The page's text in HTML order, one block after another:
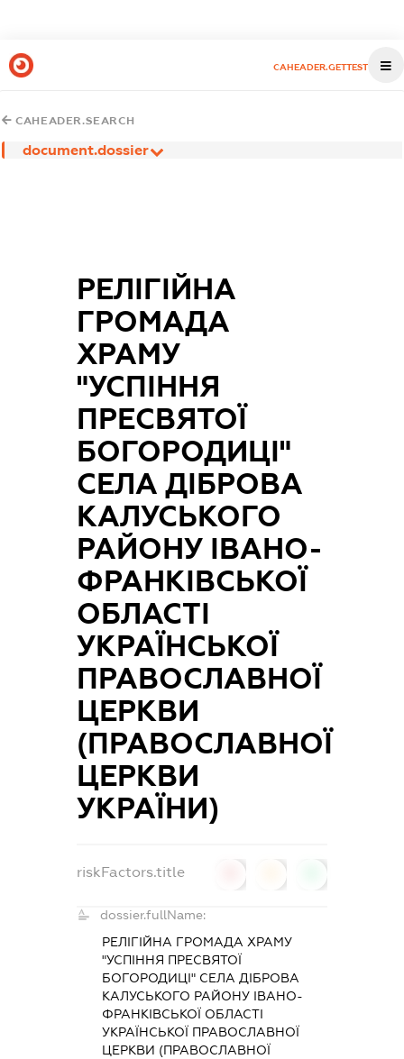
CAHEADER.GETTEST
CAHEADER.SEARCH
document.dossier
РЕЛІГІЙНА
ГРОМАДА
ХРАМУ
"УСПІННЯ
ПРЕСВЯТОЇ
БОГОРОДИЦІ"
СЕЛА ДІБРОВА
КАЛУСЬКОГО
РАЙОНУ ІВАНО-
ФРАНКІВСЬКОЇ
ОБЛАСТІ
УКРАЇНСЬКОЇ
ПРАВОСЛАВНОЇ
ЦЕРКВИ
(ПРАВОСЛАВНОЇ
ЦЕРКВИ
УКРАЇНИ)
riskFactors.title
dossier.fullName:
РЕЛІГІЙНА ГРОМАДА ХРАМУ
"УСПІННЯ ПРЕСВЯТОЇ
БОГОРОДИЦІ" СЕЛА ДІБРОВА
КАЛУСЬКОГО РАЙОНУ ІВАНО-
ФРАНКІВСЬКОЇ ОБЛАСТІ
УКРАЇНСЬКОЇ ПРАВОСЛАВНОЇ
ЦЕРКВИ (ПРАВОСЛАВНОЇ